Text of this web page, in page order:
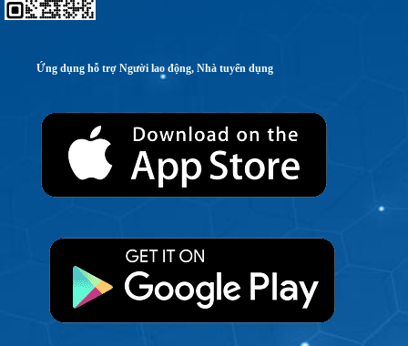
Ứng dụng hỗ trợ Người lao động, Nhà tuyển dụng